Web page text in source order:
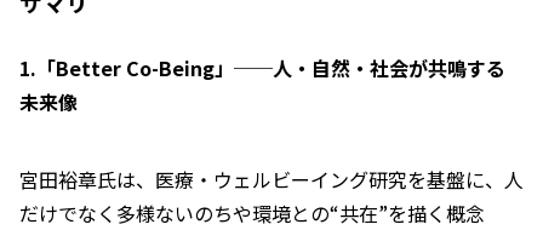
1.「Better Co-Being」──人・自然・社会が共鳴する
未来像
宮田裕章氏は、医療・ウェルビーイング研究を基盤に、人
だけでなく多様ないのちや環境との“共在”を描く概念